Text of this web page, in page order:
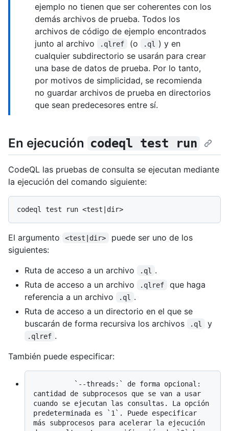
ejemplo no tienen que ser coherentes con los
demás archivos de prueba. Todos los
archivos de código de ejemplo encontrados
junto al archivo
.qlref (o .ql
) y en
cualquier subdirectorio se usarán para crear
una base de datos de prueba. Por lo tanto,
por motivos de simplicidad, se recomienda
no guardar archivos de prueba en directorios
que sean predecesores entre sí.
En ejecución codeql test run
CodeQL las pruebas de consulta se ejecutan mediante
la ejecución del comando siguiente:
El argumento <test|dir>
puede ser uno de los
siguientes:
Ruta de acceso a un archivo
.ql
.
Ruta de acceso a un archivo
.qlref
que haga
referencia a un archivo
.ql
.
Ruta de acceso a un directorio en el que se
buscarán de forma recursiva los archivos
.ql y
.qlref .
También puede especificar:
cantidad de subprocesos que se van a usar
cuando se ejecutan las consultas. La opción
predeterminada es `1`. Puede especificar
más subprocesos para acelerar la ejecución